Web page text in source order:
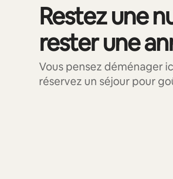
Restez une
rester une
Vous pensez déménager
réservez un séjour pour